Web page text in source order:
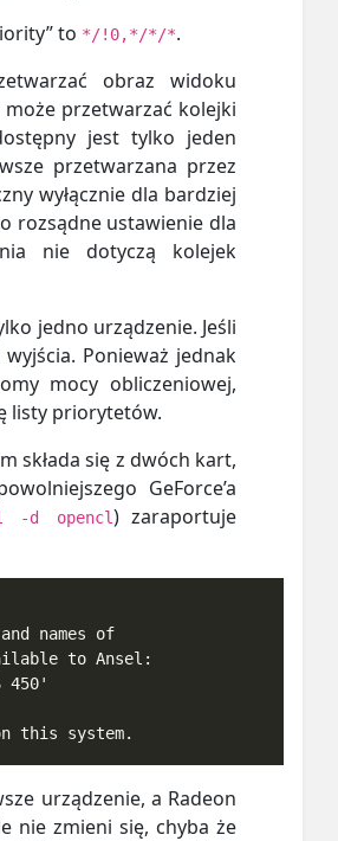
to */!0,*/*/*.
obraz widoku
przetwarzać kolejki
jest tylko jeden
przetwarzana przez
wyłącznie dla bardziej
rozsądne ustawienie dla
nie dotyczą kolejek
jedno urządzenie. Jeśli
Ponieważ jednak
mocy obliczeniowej,
listy priorytetów.
składa się z dwóch kart,
GeForce’a
-d opencl) zaraportuje
[opencl_init] here are the internal numbers and names of
this system.
urządzenie, a Radeon
nie zmieni się, chyba że